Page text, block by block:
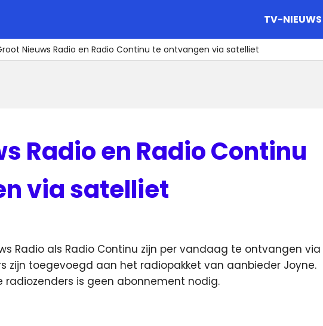
TV-NIEUWS
Nieuws Radio en Radio Continu te ontvangen via satelliet
Radio en Radio Continu
via satelliet
Radio als Radio Continu zijn per vandaag te ontvangen via
zijn toegevoegd aan het radiopakket van aanbieder Joyne.
is geen abonnement nodig.